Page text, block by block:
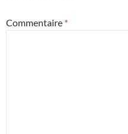
Commentaire *